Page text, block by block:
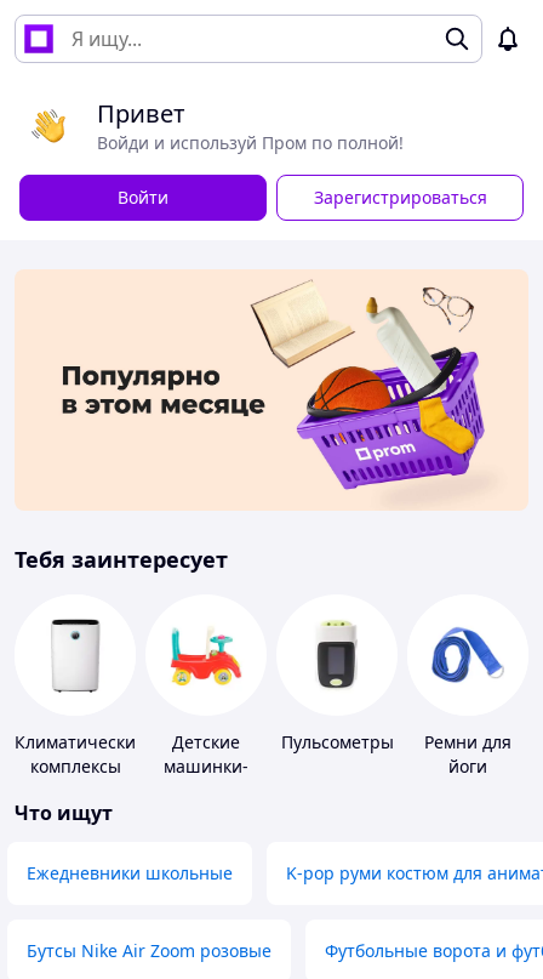
Привет
Войди и используй Пром по полной!
Войти Зарегистрироваться
Тебя заинтересует
Климатические
комплексы
Детские
машинки-
Пульсометры
Ремни для
йоги
Что ищут
Ежедневники школьные K-pop руми костюм для
Бутсы Nike Air Zoom розовые Футбольные ворота и